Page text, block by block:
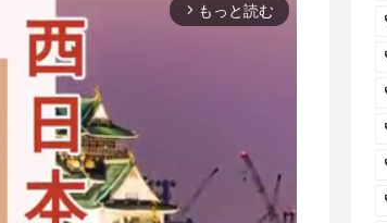
arrow_forward_ios もっと読む